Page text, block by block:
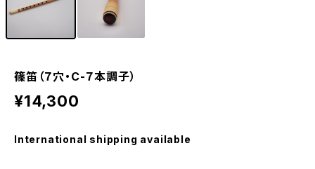
篠笛（７穴・C-７本調子）
¥14,300
International shipping available